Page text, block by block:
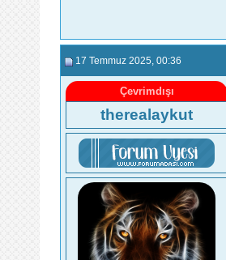
17 Temmuz 2025 , 00:36
Çevrimdışı
therealaykut